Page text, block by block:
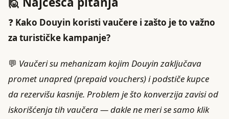
❓ Kako Douyin koristi vaučere i zašto je to važno
za turističke kampanje?
💬 Vaučeri su mehanizam kojim Douyin zaključava
promet unapred (prepaid vouchers) i podstiče kupce
da rezervišu kasnije. Problem je što konverzija zavisi od
iskorišćenja tih vaučera — dakle ne meri se samo klik